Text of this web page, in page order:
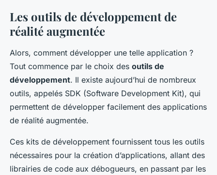
Les outils de développement de
réalité augmentée
Alors, comment développer une telle application ?
Tout commence par le choix des outils de
développement. Il existe aujourd’hui de nombreux
outils, appelés SDK (Software Development Kit), qui
permettent de développer facilement des applications
de réalité augmentée.
Ces kits de développement fournissent tous les outils
nécessaires pour la création d’applications, allant des
librairies de code aux débogueurs, en passant par les